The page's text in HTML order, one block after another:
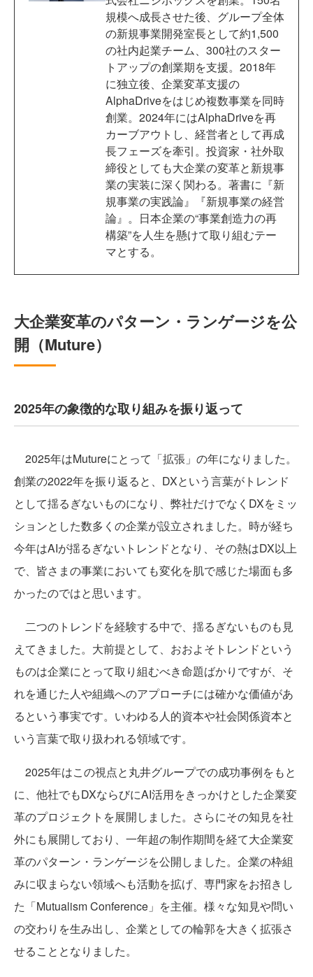
規模へ成長させた後、グループ全体
の新規事業開発室長として約1,500
の社内起業チーム、300社のスター
トアップの創業期を支援。2018年
に独立後、企業変革支援の
AlphaDriveをはじめ複数事業を同時
創業。2024年にはAlphaDriveを再
カーブアウトし、経営者として再成
長フェーズを牽引。投資家・社外取
締役としても大企業の変革と新規事
業の実装に深く関わる。著書に『新
規事業の実践論』『新規事業の経営
論』。日本企業の“事業創造力の再
構築”を人生を懸けて取り組むテー
マとする。
大企業変革のパターン・ランゲージを公
開（Muture）
2025年の象徴的な取り組みを振り返って
2025年はMutureにとって「拡張」の年になりました。
創業の2022年を振り返ると、DXという言葉がトレンド
として揺るぎないものになり、弊社だけでなくDXをミッ
ションとした数多くの企業が設立されました。時が経ち
今年はAIが揺るぎないトレンドとなり、その熱はDX以上
で、皆さまの事業においても変化を肌で感じた場面も多
かったのではと思います。
二つのトレンドを経験する中で、揺るぎないものも見
えてきました。大前提として、おおよそトレンドという
ものは企業にとって取り組むべき命題ばかりですが、そ
れを通じた人や組織へのアプローチには確かな価値があ
るという事実です。いわゆる人的資本や社会関係資本と
いう言葉で取り扱われる領域です。
2025年はこの視点と丸井グループでの成功事例をもと
に、他社でもDXならびにAI活用をきっかけとした企業変
革のプロジェクトを展開しました。さらにその知見を社
外にも展開しており、一年超の制作期間を経て大企業変
革のパターン・ランゲージを公開しました。企業の枠組
みに収まらない領域へも活動を拡げ、専門家をお招きし
た「Mutualism Conference」を主催。様々な知見や問い
の交わりを生み出し、企業としての輪郭を大きく拡張さ
せることとなりました。